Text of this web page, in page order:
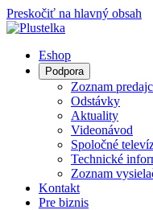
Preskočiť na hlavný obsah
Eshop
Podpora
Zoznam
Odstávky
Aktuality
Videonávod
Spoločné
Technické
Zoznam
Kontakt
Pre biznis